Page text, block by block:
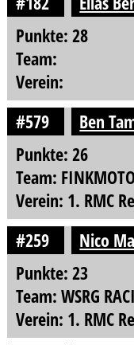
Punkte: 28
Team:
Verein:
#579
Ben
Punkte: 26
Team:
Verein: 1. RMC
#259
Nico
Punkte: 23
Team: WSRG
Verein: 1. RMC